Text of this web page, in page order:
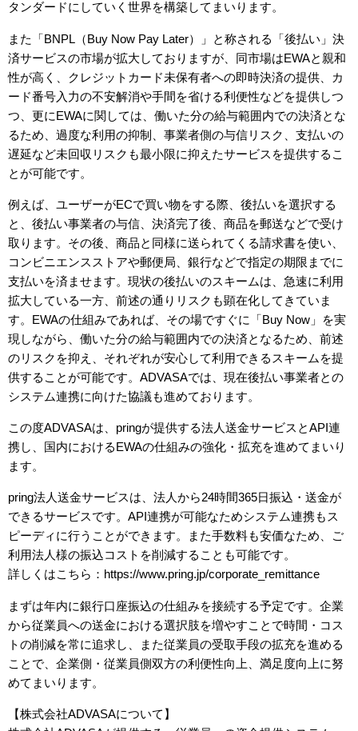
タンダードにしていく世界を構築してまいります。
また「BNPL（Buy Now Pay Later）」と称される「後払い」決
済サービスの市場が拡大しておりますが、同市場はEWAと親和
性が高く、クレジットカード未保有者への即時決済の提供、カ
ード番号入力の不安解消や手間を省ける利便性などを提供しつ
つ、更にEWAに関しては、働いた分の給与範囲内での決済とな
るため、過度な利用の抑制、事業者側の与信リスク、支払いの
遅延など未回収リスクも最小限に抑えたサービスを提供するこ
とが可能です。
例えば、ユーザーがECで買い物をする際、後払いを選択する
と、後払い事業者の与信、決済完了後、商品を郵送などで受け
取ります。その後、商品と同様に送られてくる請求書を使い、
コンビニエンスストアや郵便局、銀行などで指定の期限までに
支払いを済ませます。現状の後払いのスキームは、急速に利用
拡大している一方、前述の通りリスクも顕在化してきていま
す。EWAの仕組みであれば、その場ですぐに「Buy Now」を実
現しながら、働いた分の給与範囲内での決済となるため、前述
のリスクを抑え、それぞれが安心して利用できるスキームを提
供することが可能です。ADVASAでは、現在後払い事業者との
システム連携に向けた協議も進めております。
この度ADVASAは、pringが提供する法人送金サービスとAPI連
携し、国内におけるEWAの仕組みの強化・拡充を進めてまいり
ます。
pring法人送金サービスは、法人から24時間365日振込・送金が
できるサービスです。API連携が可能なためシステム連携もス
ピーディに行うことができます。また手数料も安価なため、ご
利用法人様の振込コストを削減することも可能です。
詳しくはこちら：https://www.pring.jp/corporate_remittance
まずは年内に銀行口座振込の仕組みを接続する予定です。企業
から従業員への送金における選択肢を増やすことで時間・コス
トの削減を常に追求し、また従業員の受取手段の拡充を進める
ことで、企業側・従業員側双方の利便性向上、満足度向上に努
めてまいります。
【株式会社ADVASAについて】